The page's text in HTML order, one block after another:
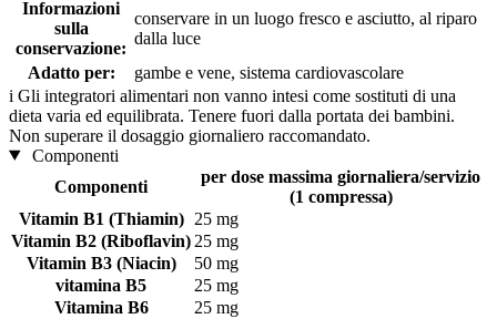
Informazioni
sulla
conservazione:
conservare in un luogo fresco e asciutto, al riparo
dalla luce
Adatto per:
gambe e vene, sistema cardiovascolare
i Gli integratori alimentari non vanno intesi come sostituti di una
dieta varia ed equilibrata. Tenere fuori dalla portata dei bambini.
Non superare il dosaggio giornaliero raccomandato.
Componenti
Componenti
per dose massima giornaliera/servizio
(1 compressa)
Vitamin B1 (Thiamin)
25 mg
Vitamin B2 (Riboflavin) 25 mg
Vitamin B3 (Niacin)
50 mg
vitamina B5
25 mg
Vitamina B6
25 mg